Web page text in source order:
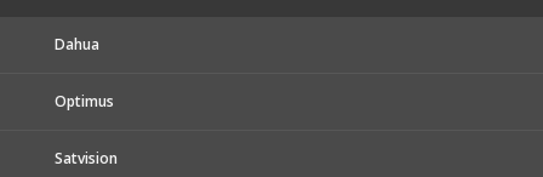
Dahua
Optimus
Satvision